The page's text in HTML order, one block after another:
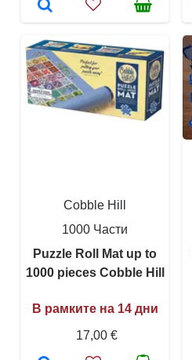
Cobble Hill
1000 Части
Puzzle Roll Mat up to
1000 pieces Cobble Hill
В рамките на 14 дни
17,00 €